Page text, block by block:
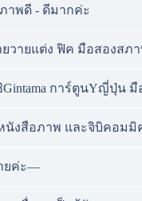
าพดี - ดีมากค่ะ
วายแต่ง ฟิค มือสองสภ
การ์ตูนYญี่ปุ่น มื
หนังสือภาพ และจิบิคอม
ยค่ะ—